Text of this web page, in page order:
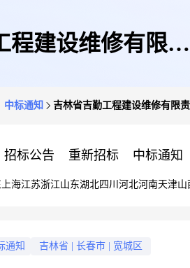
程建设维修有限责
中标通知 吉林省吉勤工程建设维修有限
招标公告 重新招标 中标通知
上海江苏浙江山东湖北四川 河北河南天津山
通知 吉林省 长春市 宽城区